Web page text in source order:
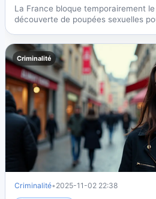
La France bloque temporairement
découverte de poupées sexuelles
Criminalité
Criminalité• 2025-11-02 22:38